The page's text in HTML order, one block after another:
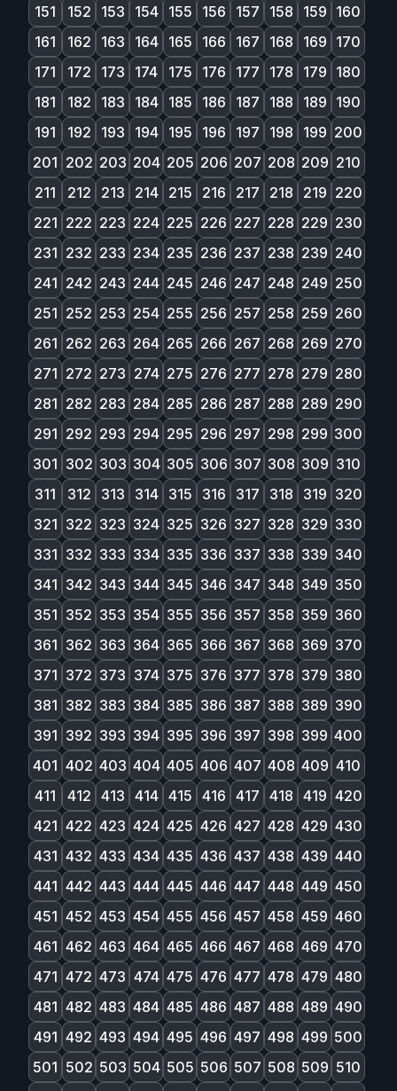
151
152 153 154 155 156 157 158 159 160
161
162 163 164 165 166 167 168 169 170
171
172 173 174 175 176 177 178 179 180
181
182 183 184 185 186 187 188 189 190
191
192 193 194 195 196 197 198 199 200
201 202 203 204 205 206 207 208 209 210
211
212 213 214 215 216 217 218 219 220
221 222 223 224 225 226 227 228 229 230
231 232 233 234 235 236 237 238 239 240
241 242 243 244 245 246 247 248 249 250
251 252 253 254 255 256 257 258 259 260
261 262 263 264 265 266 267 268 269 270
271 272 273 274 275 276 277 278 279 280
281 282 283 284 285 286 287 288 289 290
291 292 293 294 295 296 297 298 299 300
301 302 303 304 305 306 307 308 309 310
311
312 313 314 315 316 317 318 319 320
321 322 323 324 325 326 327 328 329 330
331 332 333 334 335 336 337 338 339 340
341 342 343 344 345 346 347 348 349 350
351 352 353 354 355 356 357 358 359 360
361 362 363 364 365 366 367 368 369 370
371 372 373 374 375 376 377 378 379 380
381 382 383 384 385 386 387 388 389 390
391 392 393 394 395 396 397 398 399 400
401 402 403 404 405 406 407 408 409 410
411
412 413 414 415 416 417 418 419 420
421 422 423 424 425 426 427 428 429 430
431 432 433 434 435 436 437 438 439 440
441 442 443 444 445 446 447 448 449 450
451 452 453 454 455 456 457 458 459 460
461 462 463 464 465 466 467 468 469 470
471 472 473 474 475 476 477 478 479 480
481 482 483 484 485 486 487 488 489 490
491 492 493 494 495 496 497 498 499 500
501 502 503 504 505 506 507 508 509 510